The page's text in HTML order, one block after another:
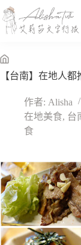
跳
至
主
內
容
無【台南】在地人
作者: Alisha
在地美食, 台
食